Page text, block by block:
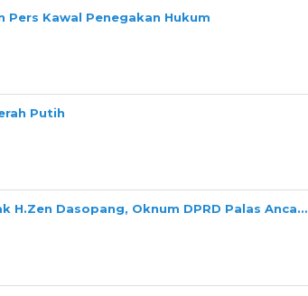
Pers Kawal Penegakan Hukum
Putih
H.Zen Dasopang, Oknum DPRD Palas Anca…